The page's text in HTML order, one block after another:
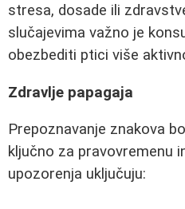
stresa, dosade ili
slučajevima važno je
obezbediti ptici više
Zdravlje papagaja
Prepoznavanje znakova
ključno za pravovremenu
upozorenja uključuju: